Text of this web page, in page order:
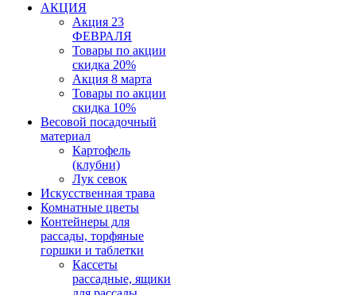
АКЦИЯ
Акция 23
ФЕВРАЛЯ
Товары по акции
скидка 20%
Акция 8 марта
Товары по акции
скидка 10%
Весовой посадочный
материал
Картофель
(клубни)
Лук севок
Искусственная трава
Комнатные цветы
Контейнеры для
рассады, торфяные
горшки и таблетки
Кассеты
рассадные, ящики